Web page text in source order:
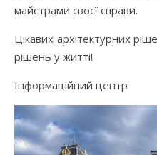
майстрами своєї справи.
Цікавих архітектурних
рішень у житті!
Інформаційний центр